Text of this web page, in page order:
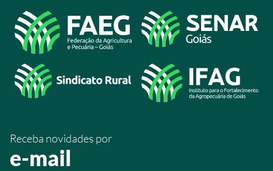
Acesso à Informação
@sistemafaeg
/SistemaFaeg
/sistemafaeg
/SistemaFaeg
Fluig
Receba novidades por
e-mail